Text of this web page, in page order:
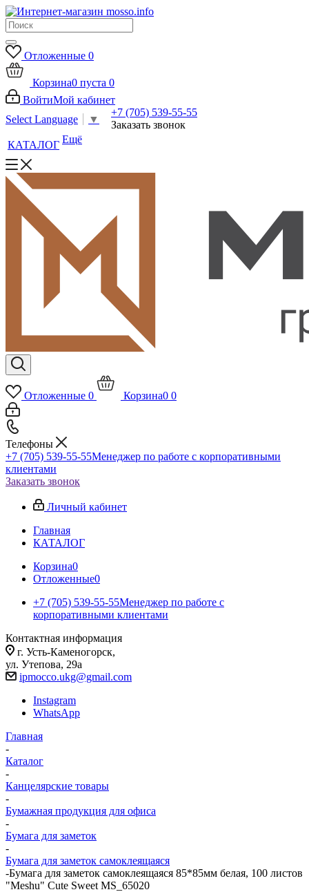
Отложенные 0
Корзина0 пуста 0
ВойтиМой кабинет
Select Language
▼
+7 (705) 539-55-55
Заказать звонок
КАТАЛОГ Ещё
Отложенные 0 Корзина0 0
Телефоны
+7 (705) 539-55-55Менеджер по работе с корпоративными
клиентами
Заказать звонок
Личный кабинет
Главная
КАТАЛОГ
Корзина0
Отложенные0
+7 (705) 539-55-55Менеджер по работе с
корпоративными клиентами
Контактная информация
г. Усть-Каменогорск,
ул. Утепова, 29а
ipmocco.ukg@gmail.com
Instagram
WhatsApp
Главная
-
Каталог
-
Канцелярские товары
-
Бумажная продукция для офиса
-
Бумага для заметок
-
Бумага для заметок самоклеящаяся
-Бумага для заметок самоклеящаяся 85*85мм белая, 100 листов
"Meshu" Cute Sweet MS_65020